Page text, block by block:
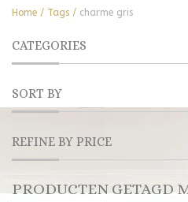
Home / Tags / charme gris
CATEGORIES
SORT BY
REFINE BY PRICE
PRODUCTEN GETAGD